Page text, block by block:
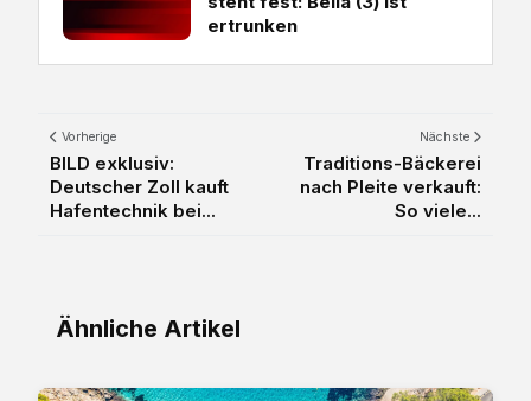
ertrunken
Vorherige
BILD exklusiv:
Deutscher Zoll kauft
Hafentechnik bei...
Nächste
Traditions-Bäckerei
nach Pleite verkauft:
So viele...
Ähnliche Artikel